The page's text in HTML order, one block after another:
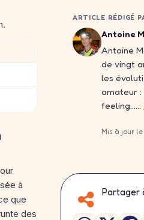
à
que
des
ARTICLE RÉDIGÉ
Antoine
Antoine
de vingt
les
amateur :
feeling……
Mis à jour
Partager